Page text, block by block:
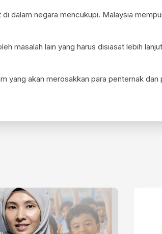
dalam negara mencukupi. Malaysia
masalah lain yang harus disiasat lebih
yang akan merosakkan para penternak dan